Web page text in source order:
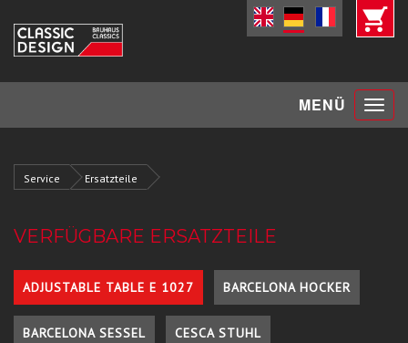
MENÜ Toggle
Service Ersatzteile
VERFÜGBARE ERSATZTEILE
ADJUSTABLE TABLE E 1027 BARCELONA HOCKER
BARCELONA SESSEL CESCA STUHL